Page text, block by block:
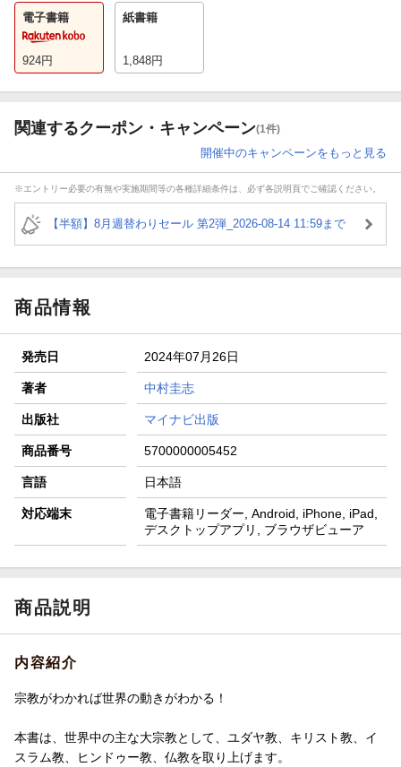
電子書籍
924円
紙書籍
1,848円
関連するクーポン・キャンペーン(1件)
開催中のキャンペーンをもっと見る
※エントリー必要の有無や実施期間等の各種詳細条件は、必ず各説明頁でご確認ください。
【半額】8月週替わりセール 第2弾_2026-08-14 11:59まで
商品情報
発売日 2024年07月26日
著者 中村圭志
出版社 マイナビ出版
商品番号 5700000005452
言語 日本語
対応端末
電子書籍リーダー, Android, iPhone, iPad,
デスクトップアプリ, ブラウザビューア
商品説明
内容紹介
宗教がわかれば世界の動きがわかる！
本書は、世界中の主な大宗教として、ユダヤ教、キリスト教、イ
スラム教、ヒンドゥー教、仏教を取り上げます。